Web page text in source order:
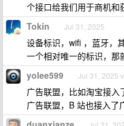
个接口给我们用于商机和
Tokin Jul 31, 2025
设备标识，wifi ，蓝牙，
一个相对唯一的标识，那
yolee599 Jul 31, 2025
广告联盟，比如淘宝接
广告联盟，B 站也接入了